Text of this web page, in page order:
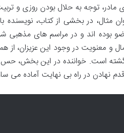
مادر، توجه به حلال بودن روزی و
مثال، در بخشی از کتاب، نویسنده
بوده اند و در مراسم های مذهبی
و معنویت در وجود این عزیزان، از
است. خواننده در این بخش، حس
نهادن در راه بی نهایت آماده می